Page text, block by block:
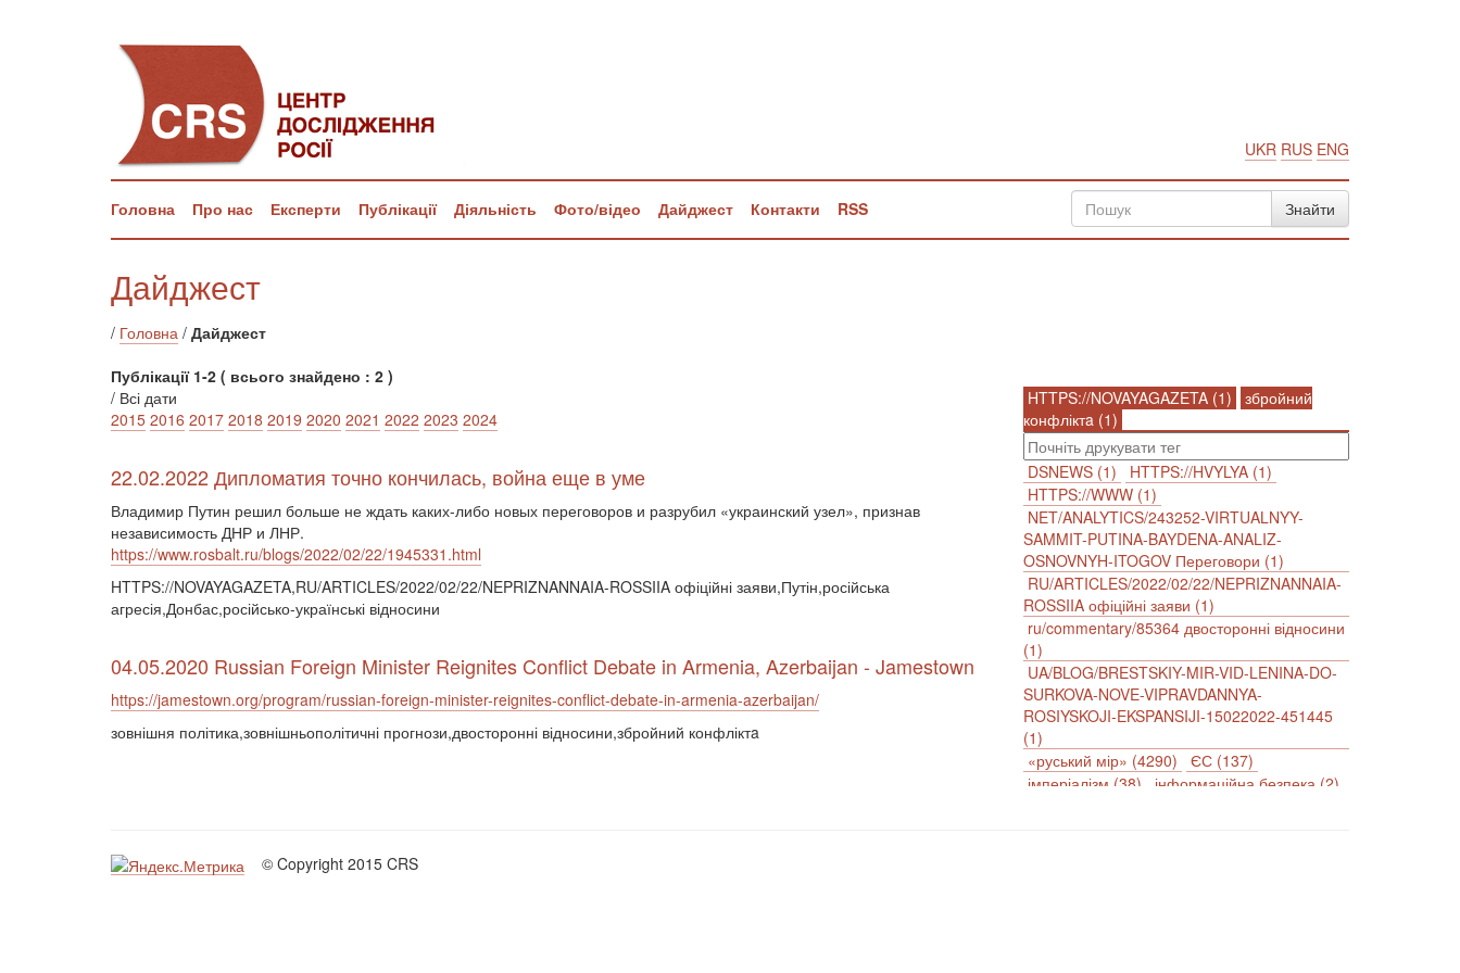
UKR RUS ENG
Головна Про нас Експерти Публікації Діяльність Фото/відео Дайджест Контакти RSS
Дайджест
/ Головна / Дайджест
Публікації 1-2 ( всього знайдено : 2 )
HTTPS://NOVAYAGAZETA (1)
збройний
конфліктa (1)
DSNEWS (1)
HTTPS://HVYLYA (1)
HTTPS://WWW (1)
NET/ANALYTICS/243252-VIRTUALNYY-
SAMMIT-PUTINA-BAYDENA-ANALIZ-
OSNOVNYH-ITOGOV Переговори (1)
RU/ARTICLES/2022/02/22/NEPRIZNANNAIA-
ROSSIIA офіційні заяви (1)
ru/commentary/85364 двосторонні відносини
(1)
UA/BLOG/BRESTSKIY-MIR-VID-LENINA-DO-
SURKOVA-NOVE-VIPRAVDANNYA-
ROSIYSKOJI-EKSPANSIJI-15022022-451445
(1)
«руський мір» (4290)
ЄС (137)
імперіалізм (38)
інформаційна безпека (2)
/ Всі дати
2015 2016 2017 2018 2019 2020 2021 2022 2023 2024
22.02.2022 Дипломатия точно кончилась, война еще в уме
Владимир Путин решил больше не ждать каких-либо новых переговоров и разрубил «украинский узел», признав
независимость ДНР и ЛНР.
https://www.rosbalt.ru/blogs/2022/02/22/1945331.html
HTTPS://NOVAYAGAZETA,RU/ARTICLES/2022/02/22/NEPRIZNANNAIA-ROSSIIA офіційні заяви,Путін,російська
агресія,Донбас,російсько-українські відносини
04.05.2020 Russian Foreign Minister Reignites Conflict Debate in Armenia, Azerbaijan - Jamestown
https://jamestown.org/program/russian-foreign-minister-reignites-conflict-debate-in-armenia-azerbaijan/
зовнішня політика,зовнішньополітичні прогнози,двосторонні відносини,збройний конфліктa
© Copyright 2015 CRS